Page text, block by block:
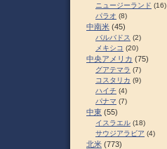
ニュージーランド (16)
パラオ (8)
中南米 (45)
バルバドス (2)
メキシコ (20)
中央アメリカ (75)
グアテマラ (7)
コスタリカ (9)
ハイチ (4)
パナマ (7)
中東 (55)
イスラエル (18)
サウジアラビア (4)
北米 (773)